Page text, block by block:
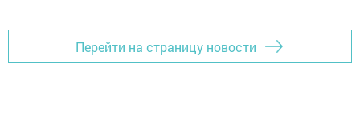
Перейти на страницу новости